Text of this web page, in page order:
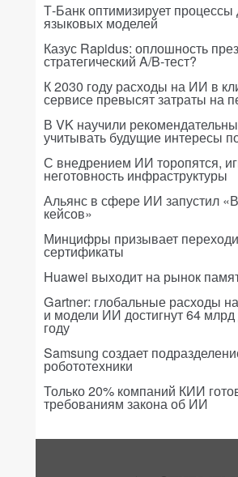
Т-Банк оптимизирует процессы
языковых моделей
Казус Rapidus: оплошность
стратегический A/B-тест?
К 2030 году расходы на ИИ в
сервисе превысят затраты на
В VK научили
учитывать будущие интересы
С внедрением ИИ торопятся,
неготовность инфраструктуры
Альянс в сфере ИИ запустил
кейсов»
Минцифры призывает
сертификаты
Huawei выходит на рынок
Gartner: глобальные расходы
и модели ИИ достигнут 64
году
Samsung создает
робототехники
Только 20% компаний КИИ
требованиям закона об ИИ